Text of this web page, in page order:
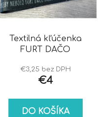
Textilná kľúčenka
FURT DAČO
€3,25 bez DPH
€4
DO KOŠÍKA